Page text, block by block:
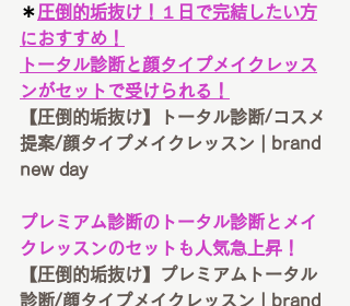
＊圧倒的垢抜け！１日で完結したい方
におすすめ！
トータル診断と顔タイプメイクレッス
ンがセットで受けられる！
【圧倒的垢抜け】トータル診断/コスメ
提案/顔タイプメイクレッスン | brand
new day
プレミアム診断のトータル診断とメイ
クレッスンのセットも人気急上昇！
【圧倒的垢抜け】プレミアムトータル
診断/顔タイプメイクレッスン | brand